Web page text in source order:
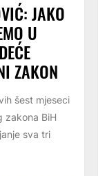
JAKO
U
ZAKON
šest mjeseci
zakona BiH
sva tri